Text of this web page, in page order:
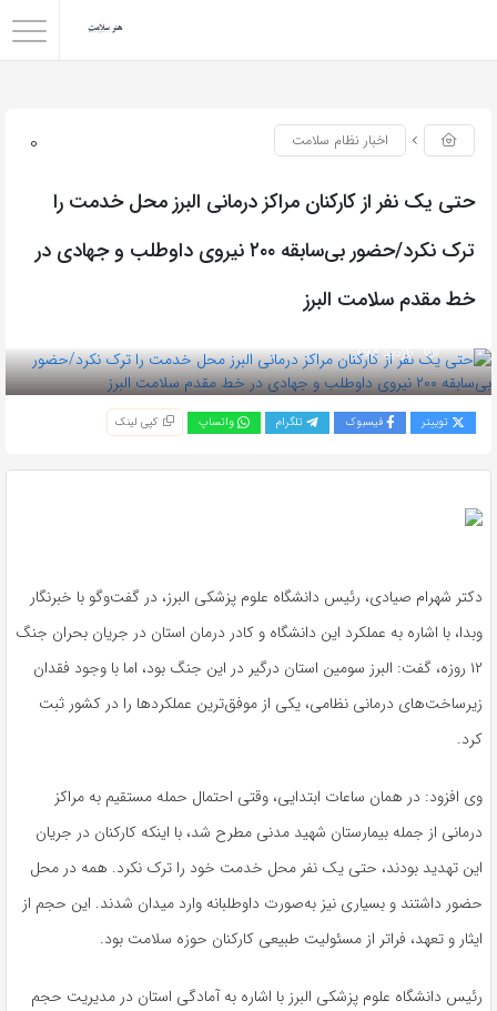
0 اخبار نظام سلامت
حتی یک نفر از کارکنان مراکز درمانی البرز محل خدمت را
ترک نکرد/حضور بی‌سابقه ۲۰۰ نیروی داوطلب و جهادی در
خط مقدم سلامت البرز
بازدید 193
توییتر فیسبوک تلگرام واتساپ کپی لینک
دکتر شهرام صیادی، رئیس دانشگاه علوم پزشکی البرز، در گفت‌وگو با خبرنگار
وبدا، با اشاره به عملکرد این دانشگاه و کادر درمان استان در جریان بحران جنگ
۱۲ روزه، گفت: البرز سومین استان درگیر در این جنگ بود، اما با وجود فقدان
زیرساخت‌های درمانی نظامی، یکی از موفق‌ترین عملکردها را در کشور ثبت
کرد.
وی افزود: در همان ساعات ابتدایی، وقتی احتمال حمله مستقیم به مراکز
درمانی از جمله بیمارستان شهید مدنی مطرح شد، با اینکه کارکنان در جریان
این تهدید بودند، حتی یک نفر محل خدمت خود را ترک نکرد. همه در محل
حضور داشتند و بسیاری نیز به‌صورت داوطلبانه وارد میدان شدند. این حجم از
ایثار و تعهد، فراتر از مسئولیت طبیعی کارکنان حوزه سلامت بود.
رئیس دانشگاه علوم پزشکی البرز با اشاره به آمادگی استان در مدیریت حجم